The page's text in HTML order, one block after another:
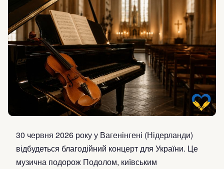
30 червня 2026 року у Вагенінгені (Нідерланди)
відбудеться благодійний концерт для України. Це
музична подорож Подолом, київським